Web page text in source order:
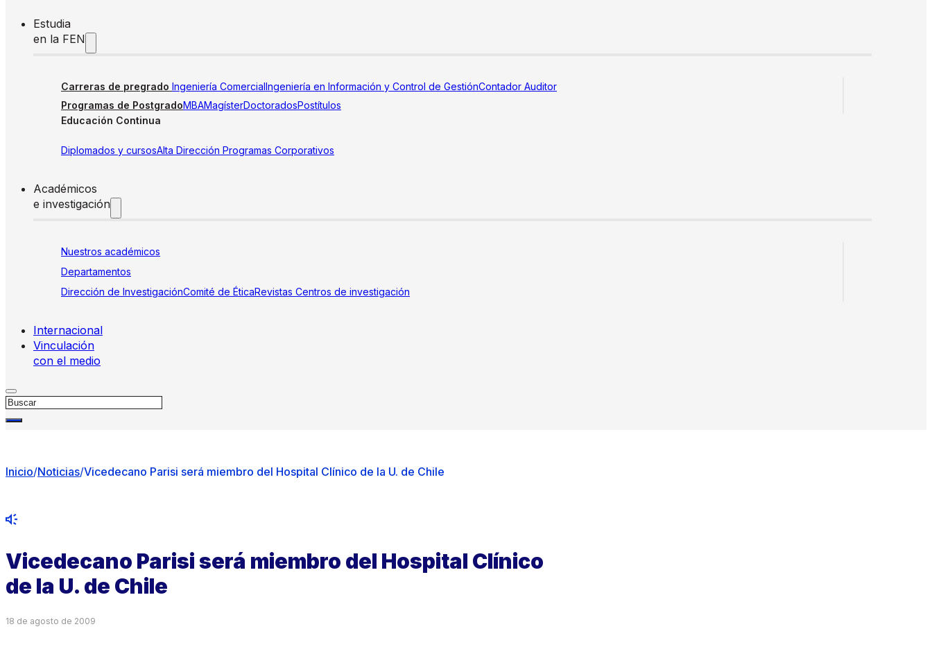
Estudia
en la FEN
Carreras de pregrado Ingeniería ComercialIngeniería en Información y Control de GestiónContador Auditor
Programas de PostgradoMBAMagísterDoctoradosPostítulos
Educación Continua
Diplomados y cursosAlta Dirección Programas Corporativos
Académicos
e investigación
Nuestros académicos
Departamentos
Dirección de InvestigaciónComité de ÉticaRevistas Centros de investigación
Internacional
Vinculación
con el medio
Buscar
Inicio/Noticias/Vicedecano Parisi será miembro del Hospital Clínico de la U. de Chile
Vicedecano Parisi será miembro del Hospital Clínico
de la U. de Chile
18 de agosto de 2009